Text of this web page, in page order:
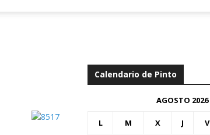
Calendario de Pinto
AGOSTO 2026
L M X J V